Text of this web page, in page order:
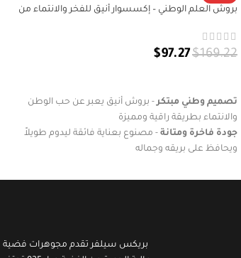
بروش العلم الوطني – إكسسوار أنيق للفخر والانتماء من
$169.22
$97.27
تصميم وطني مبتكر- بروش أنيق يعبر عن حب الوطن
والانتماء بطريقة راقية ومميزة
جودة فاخرة ومتانة - مصنوع بعناية فائقة ليدوم طويلاً
ويحافظ على بريقه وجماله
والإكسسوارات لإطلالة وطنية أنيقة
بريكس سيلفر تقدم مجوهرات فضية